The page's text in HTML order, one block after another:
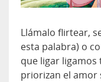
Llámalo flirtear,
esta palabra) o
que ligar ligamos
priorizan el amor